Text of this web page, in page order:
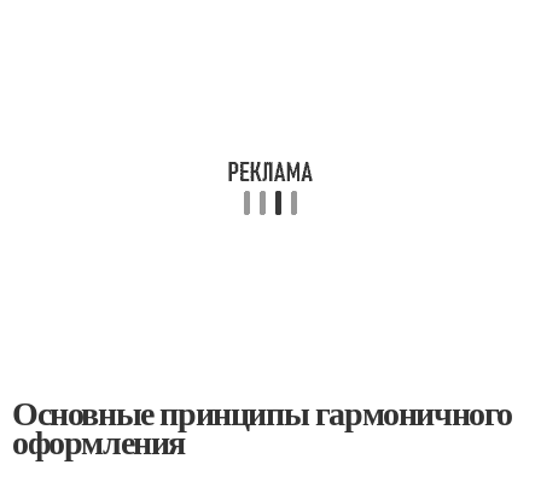
Основные принципы гармоничного
оформления